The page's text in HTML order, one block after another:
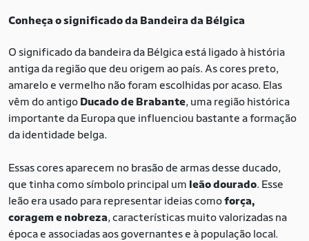
Conheça o significado da Bandeira da Bélgica
O significado da bandeira da Bélgica está ligado à história
antiga da região que deu origem ao país. As cores preto,
amarelo e vermelho não foram escolhidas por acaso. Elas
vêm do antigo Ducado de Brabante, uma região histórica
importante da Europa que influenciou bastante a formação
da identidade belga.
Essas cores aparecem no brasão de armas desse ducado,
que tinha como símbolo principal um leão dourado. Esse
leão era usado para representar ideias comoforça,
coragem e nobreza, características muito valorizadas na
época e associadas aos governantes e à população local.